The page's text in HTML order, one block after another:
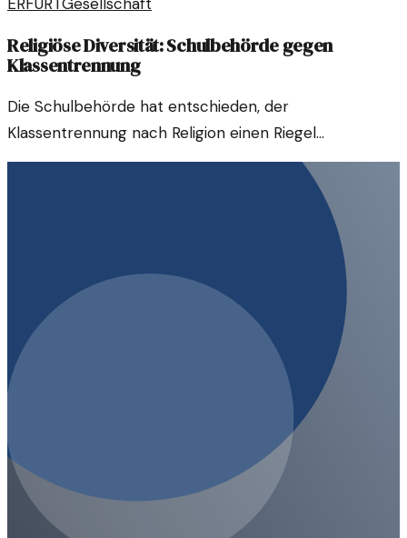
Religiöse Diversität: Schulbehörde gegen
Klassentrennung
Die Schulbehörde hat entschieden, der
Klassentrennung nach Religion einen Riegel
vorzuschieben. Ein Schritt in die richtige Richtung oder